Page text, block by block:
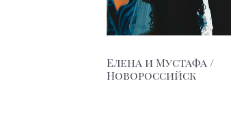
Елена и Мустафа /
Новороссийск